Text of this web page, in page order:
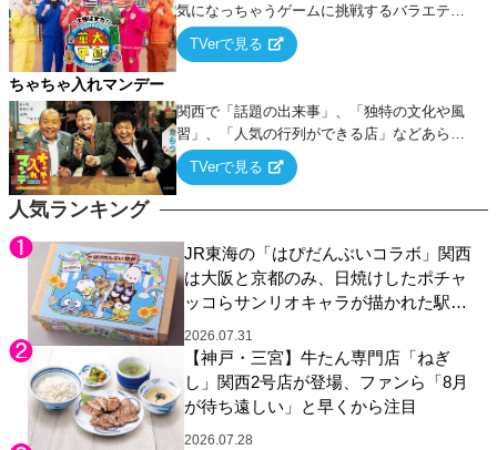
人気ランキング
JR東海の「はぴだんぶいコラボ」関西
は大阪と京都のみ、日焼けしたポチャ
ッコらサンリオキャラが描かれた駅弁
やグッズが登場
2026.07.31
【神戸・三宮】牛たん専門店「ねぎ
し」関西2号店が登場、ファンら「8月
が待ち遠しい」と早くから注目
2026.07.28
気になっちゃうゲームに挑戦するバラエティ
ー！
TVerで見る
ちゃちゃ入れマンデー
関西で「話題の出来事」、「独特の文化や風
習」、「人気の行列ができる店」などあらゆ
るテーマについて好き放題にちゃちゃを入れ
ていく関西色を前面に押し出したトークバラ
TVerで見る